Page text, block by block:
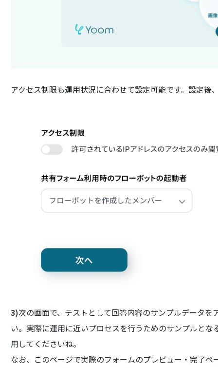
アクセス制限も運用状況に合わせて設定可能です。設定後
3)次の画面で、テストとして回答内容のサンプルデータ
い。実際に運用に近いプロセスを行うためのサンプルと
用してくださいね。
なお、このページで実際のフォームのプレビュー・完了